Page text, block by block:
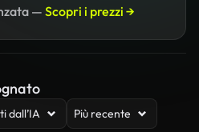
— Scopri i prezzi →
dall’IA Più recente